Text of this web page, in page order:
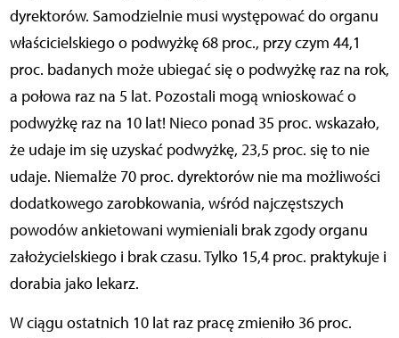
dyrektorów. Samodzielnie musi występować do organu
właścicielskiego o podwyżkę 68 proc., przy czym 44,1
proc. badanych może ubiegać się o podwyżkę raz na rok,
a połowa raz na 5 lat. Pozostali mogą wnioskować o
podwyżkę raz na 10 lat! Nieco ponad 35 proc. wskazało,
że udaje im się uzyskać podwyżkę, 23,5 proc. się to nie
udaje. Niemalże 70 proc. dyrektorów nie ma możliwości
dodatkowego zarobkowania, wśród najczęstszych
powodów ankietowani wymieniali brak zgody organu
założycielskiego i brak czasu. Tylko 15,4 proc. praktykuje i
dorabia jako lekarz.
W ciągu ostatnich 10 lat raz pracę zmieniło 36 proc.